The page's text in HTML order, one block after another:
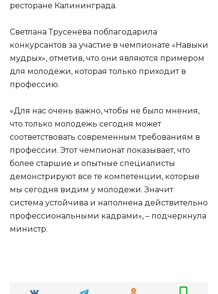
ресторане Калининграда.
Светлана Трусенёва поблагодарила
конкурсантов за участие в чемпионате «Навыки
мудрых», отметив, что они являются примером
для молодёжи, которая только приходит в
профессию.
«Для нас очень важно, чтобы не было мнения,
что только молодежь сегодня может
соответствовать современным требованиям в
профессии. Этот чемпионат показывает, что
более старшие и опытные специалисты
демонстрируют все те компетенции, которые
мы сегодня видим у молодежи. Значит
система устойчива и наполнена действительно
профессиональными кадрами», – подчеркнула
министр.